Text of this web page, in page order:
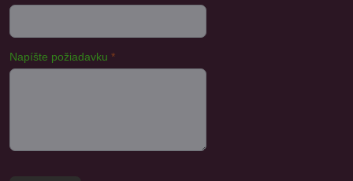
Napíšte požiadavku *